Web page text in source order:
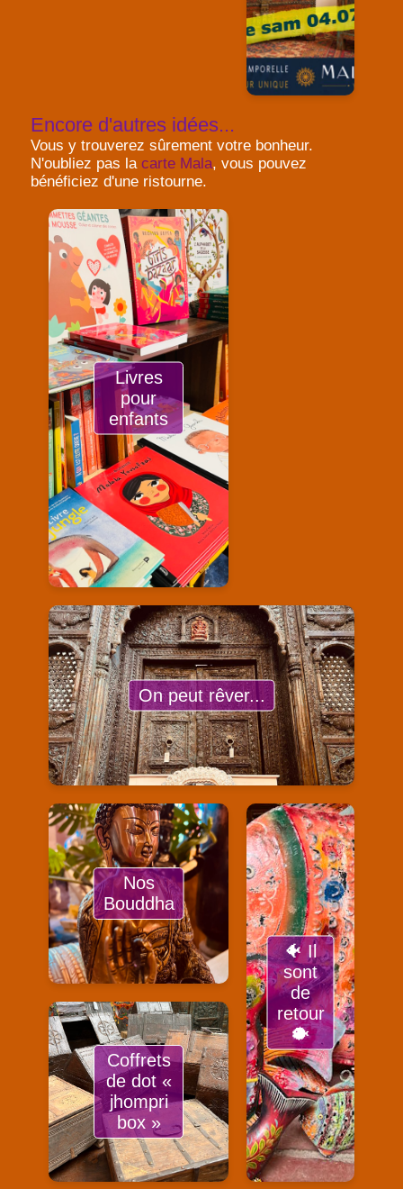
Encore d'autres idées...
Vous y trouverez sûrement votre bonheur.
N'oubliez pas la carte Mala, vous pouvez
bénéficiez d'une ristourne.
Livres
pour
enfants
On peut rêver...
Nos
Bouddha
🐠 Il
sont
de
retour
🐡
Coffrets
de dot «
jhompri
box »